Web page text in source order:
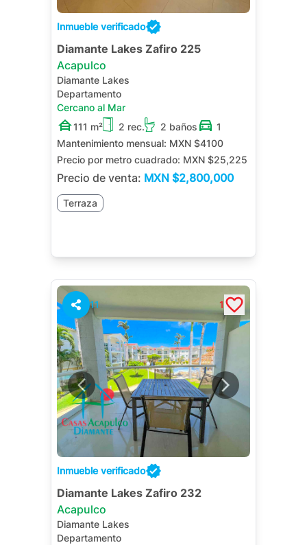
Inmueble verificado
Diamante Lakes Zafiro 225
Acapulco
Diamante Lakes
Departamento
Cercano al Mar
111 m²
2 rec. 2 baños
1
Mantenimiento mensual: MXN $4100
Precio por metro cuadrado: MXN $25,225
Precio de venta: MXN $2,800,000
Terraza
11 1
Inmueble verificado
Diamante Lakes Zafiro 232
Acapulco
Diamante Lakes
Departamento